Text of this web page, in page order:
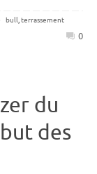
bull,terrassement
0
du
des